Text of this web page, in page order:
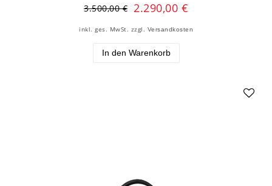
3.500,00 € 2.290,00 €
inkl. ges. MwSt. zzgl. Versandkosten
In den Warenkorb